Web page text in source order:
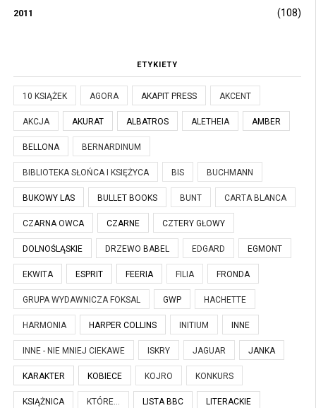
2011 (108)
ETYKIETY
10 KSIĄŻEK AGORA AKAPIT PRESS AKCENT
AKCJA AKURAT ALBATROS ALETHEIA AMBER
BELLONA BERNARDINUM
BIBLIOTEKA SŁOŃCA I KSIĘŻYCA BIS BUCHMANN
BUKOWY LAS BULLET BOOKS BUNT CARTA BLANCA
CZARNA OWCA CZARNE CZTERY GŁOWY
DOLNOŚLĄSKIE DRZEWO BABEL EDGARD EGMONT
EKWITA ESPRIT FEERIA FILIA FRONDA
GRUPA WYDAWNICZA FOKSAL GWP HACHETTE
HARMONIA HARPER COLLINS INITIUM INNE
INNE - NIE MNIEJ CIEKAWE ISKRY JAGUAR JANKA
KARAKTER KOBIECE KOJRO KONKURS
KSIĄŻNICA KTÓRE... LISTA BBC LITERACKIE